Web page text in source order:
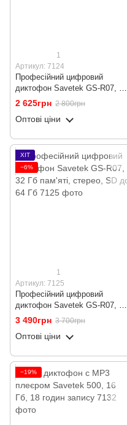
1
Артикул: 7124
Професійний цифровий
диктофон Savetek GS-R07, 8
Гб пам'яті, стерео, SD до 64
2 625грн 2 800грн
Оптові ціни
ХІТ
−6%
1
Артикул: 7125
Професійний цифровий
диктофон Savetek GS-R07, 32
Гб пам'яті, стерео, SD до 64
3 490грн 3 700грн
Оптові ціни
−19%